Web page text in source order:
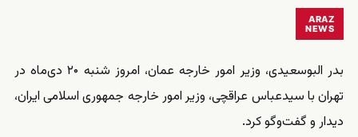
ARAZ
NEWS
بدر البوسعیدی، وزیر امور خارجه عمان، امروز شنبه ۲۰ دی‌ماه در
تهران با سیدعباس عراقچی، وزیر امور خارجه جمهوری اسلامی ایران،
دیدار و گفت‌وگو کرد.